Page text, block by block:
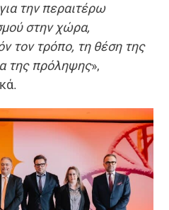
την περαιτέρω
στην χώρα,
τον τρόπο, τη θέση της
της πρόληψης»,